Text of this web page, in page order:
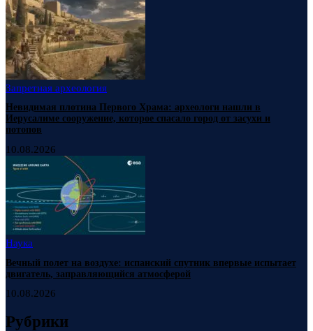
Запретная археология
Невидимая плотина Первого Храма: археологи нашли в
Иерусалиме сооружение, которое спасало город от засухи и
потопов
10.08.2026
Наука
Вечный полет на воздухе: испанский спутник впервые испытает
двигатель, заправляющийся атмосферой
10.08.2026
Рубрики